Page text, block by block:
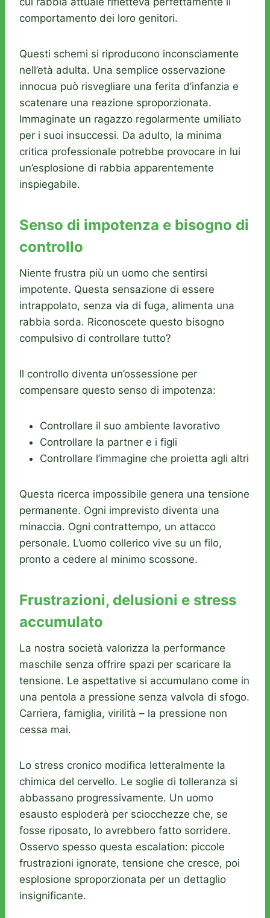
comportamento dei loro genitori.
Questi schemi si riproducono inconsciamente
nell’età adulta. Una semplice osservazione
innocua può risvegliare una ferita d’infanzia e
scatenare una reazione sproporzionata.
Immaginate un ragazzo regolarmente umiliato
per i suoi insuccessi. Da adulto, la minima
critica professionale potrebbe provocare in lui
un’esplosione di rabbia apparentemente
inspiegabile.
Senso di impotenza e bisogno di
controllo
Niente frustra più un uomo che sentirsi
impotente. Questa sensazione di essere
intrappolato, senza via di fuga, alimenta una
rabbia sorda. Riconoscete questo bisogno
compulsivo di controllare tutto?
Il controllo diventa un’ossessione per
compensare questo senso di impotenza:
Controllare il suo ambiente lavorativo
Controllare la partner e i figli
Controllare l’immagine che proietta agli altri
Questa ricerca impossibile genera una tensione
permanente. Ogni imprevisto diventa una
minaccia. Ogni contrattempo, un attacco
personale. L’uomo collerico vive su un filo,
pronto a cedere al minimo scossone.
Frustrazioni, delusioni e stress
accumulato
La nostra società valorizza la performance
maschile senza offrire spazi per scaricare la
tensione. Le aspettative si accumulano come in
una pentola a pressione senza valvola di sfogo.
Carriera, famiglia, virilità – la pressione non
cessa mai.
Lo stress cronico modifica letteralmente la
chimica del cervello. Le soglie di tolleranza si
abbassano progressivamente. Un uomo
esausto esploderà per sciocchezze che, se
fosse riposato, lo avrebbero fatto sorridere.
Osservo spesso questa escalation: piccole
frustrazioni ignorate, tensione che cresce, poi
esplosione sproporzionata per un dettaglio
insignificante.